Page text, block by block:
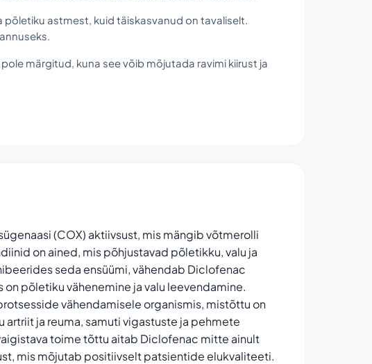
astmest, kuid täiskasvanud on tavaliselt.
märgitud, kuna see võib mõjutada ravimi kiirust ja
(COX) aktiivsust, mis mängib võtmerolli
on ained, mis põhjustavad põletikku, valu ja
seda ensüümi, vähendab Diclofenac
põletiku vähenemine ja valu leevendamine.
vähendamisele organismis, mistõttu on
ja reuma, samuti vigastuste ja pehmete
toime tõttu aitab Diclofenac mitte ainult
mis mõjutab positiivselt patsientide elukvaliteeti.